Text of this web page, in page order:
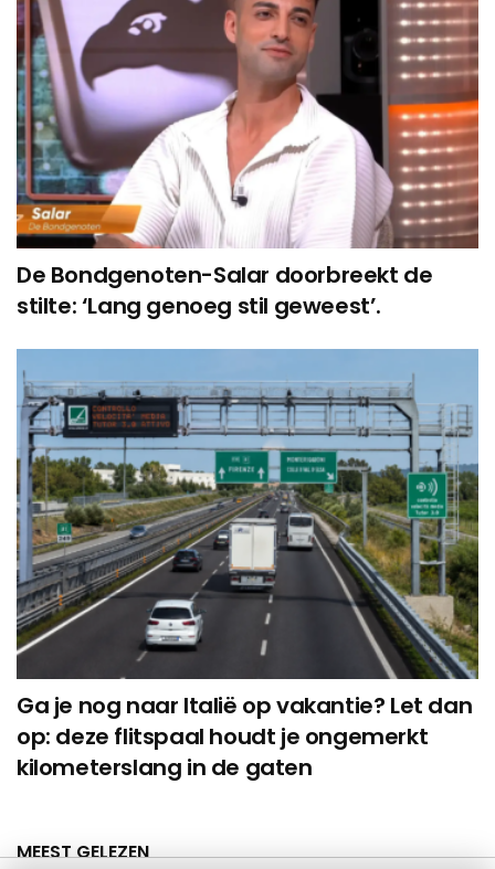
De Bondgenoten-Salar doorbreekt de
stilte: ‘Lang genoeg stil geweest’.
Ga je nog naar Italië op vakantie? Let dan
op: deze flitspaal houdt je ongemerkt
kilometerslang in de gaten
MEEST GELEZEN